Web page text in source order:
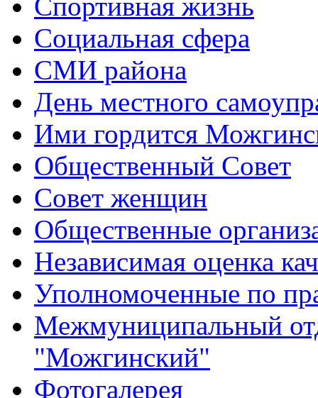
Социальная сфера
СМИ района
День местного
Ими гордится
Общественный Совет
Совет женщин
Общественные
Независимая оценка
Уполномоченные по
Межмуниципальный
"Можгинский"
Фотогалерея